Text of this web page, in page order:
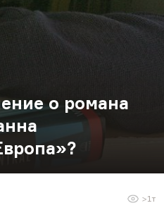
о романа
>1т